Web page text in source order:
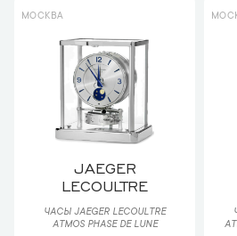
МОСКВА
JAEGER
LECOULTRE
ЧАСЫ JAEGER LECOULTRE
ATMOS PHASE DE LUNE